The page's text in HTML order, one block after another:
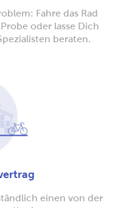
Fahre das Rad
oder lasse Dich
beraten.
einen von der